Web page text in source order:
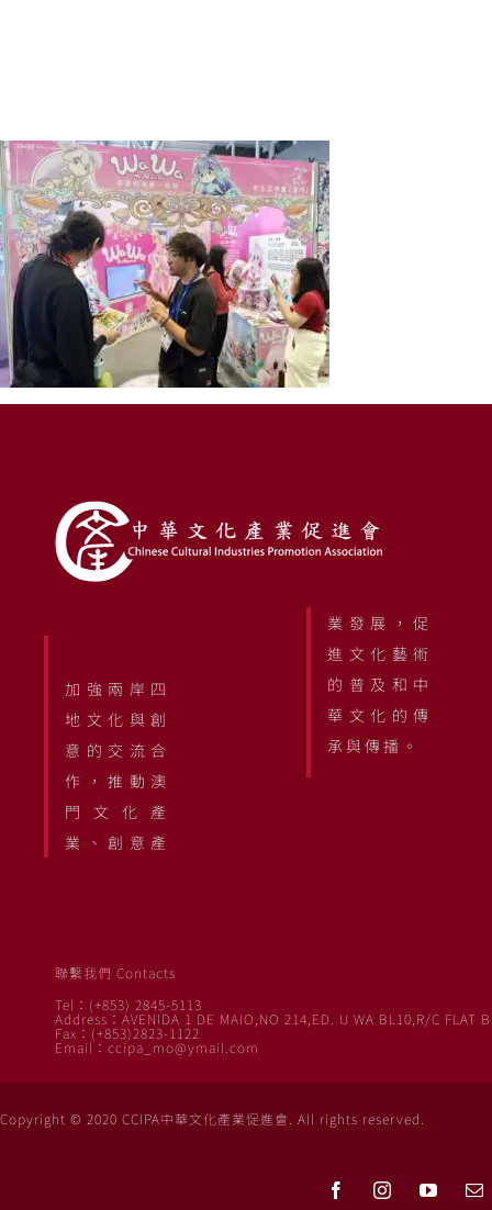
加強兩岸四
地文化與創
意的交流合
作，推動澳
門文化產
業、創意產
業發展，促
進文化藝術
的普及和中
華文化的傳
承與傳播。
聯繫我們 Contacts
Tel：(+853) 2845-5113
Address：AVENIDA 1 DE MAIO,NO 214,ED. U WA BL10,R/C FLAT B
Fax：(+853)2823-1122
Email：ccipa_mo@ymail.com
Copyright © 2020 CCIPA中華文化產業促進會. All rights reserved.